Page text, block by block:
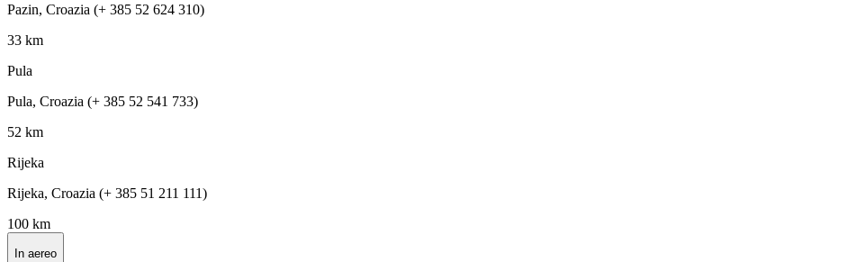
Pazin, Croazia (+ 385 52 624 310)
33 km
Pula
Pula, Croazia (+ 385 52 541 733)
52 km
Rijeka
Rijeka, Croazia (+ 385 51 211 111)
100 km
In aereo